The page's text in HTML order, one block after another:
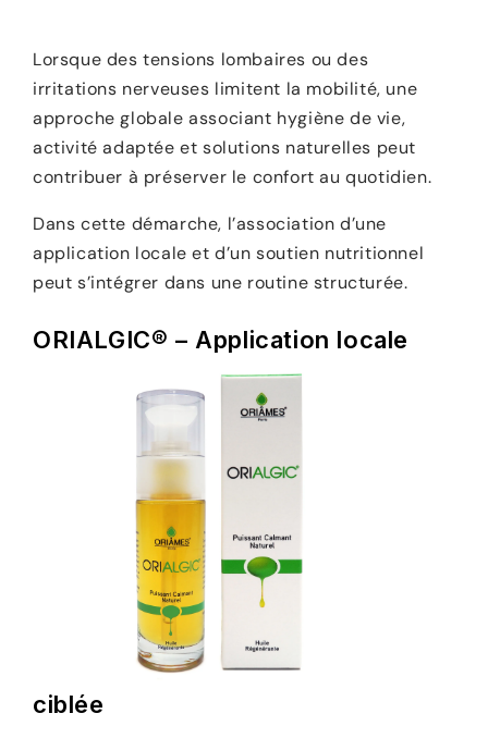
Lorsque des tensions lombaires ou des
irritations nerveuses limitent la mobilité, une
approche globale associant hygiène de vie,
activité adaptée et solutions naturelles peut
contribuer à préserver le confort au quotidien.
Dans cette démarche, l’association d’une
application locale et d’un soutien nutritionnel
peut s’intégrer dans une routine structurée.
ORIALGIC® – Application locale
ciblée